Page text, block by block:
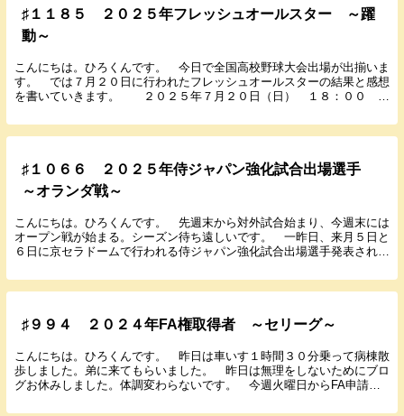
♯１１８５ ２０２５年フレッシュオールスター ～躍
動～
こんにちは。ひろくんです。 今日で全国高校野球大会出場が出揃いま
す。 では７月２０日に行われたフレッシュオールスターの結果と感想
を書いていきます。 ２０２５年７月２０日（日） １８：００
♯１０６６ ２０２５年侍ジャパン強化試合出場選手
～オランダ戦～
こんにちは。ひろくんです。 先週末から対外試合始まり、今週末には
オープン戦が始まる。シーズン待ち遠しいです。 一昨日、来月５日と
６日に京セラドームで行われる侍ジャパン強化試合出場選手発表されま
♯９９４ ２０２４年FA権取得者 ～セリーグ～
こんにちは。ひろくんです。 昨日は車いす１時間３０分乗って病棟散
歩しました。弟に来てもらいました。 昨日は無理をしないためにブロ
グお休みしました。体調変わらないです。 今週火曜日からFA申請始